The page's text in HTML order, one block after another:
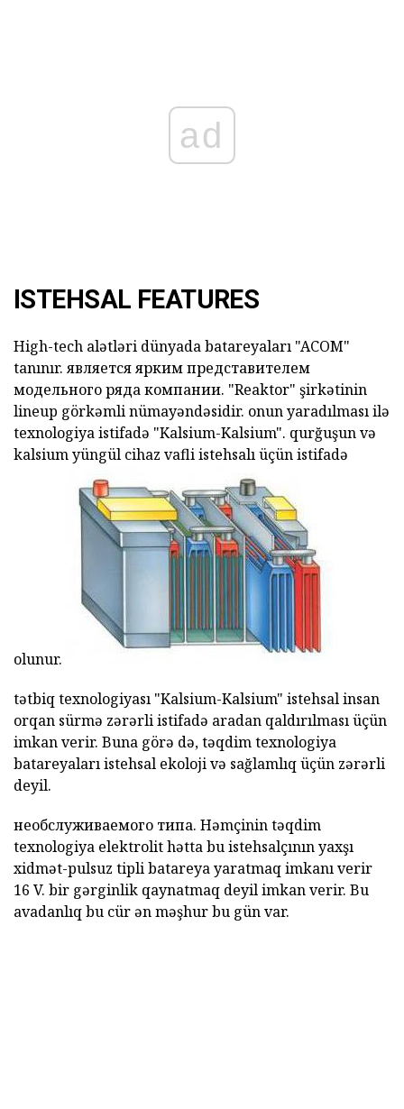
ad
ISTEHSAL FEATURES
High-tech alətləri dünyada batareyaları "ACOM"
tanınır. является ярким представителем
модельного ряда компании. "Reaktor" şirkətinin
lineup görkəmli nümayəndəsidir. onun yaradılması ilə
texnologiya istifadə "Kalsium-Kalsium". qurğuşun və
kalsium yüngül cihaz vafli istehsalı üçün istifadə
olunur.
tətbiq texnologiyası "Kalsium-Kalsium" istehsal insan
orqan sürmə zərərli istifadə aradan qaldırılması üçün
imkan verir. Buna görə də, təqdim texnologiya
batareyaları istehsal ekoloji və sağlamlıq üçün zərərli
deyil.
необслуживаемого типа. Həmçinin təqdim
texnologiya elektrolit hətta bu istehsalçınınyaxşı
xidmət-pulsuz tiplibatareyayaratmaq imkanı verir
16 V. bir gərginlik qaynatmaq deyil imkanverir. Bu
avadanlıq bu cür ən məşhur bu gün var.